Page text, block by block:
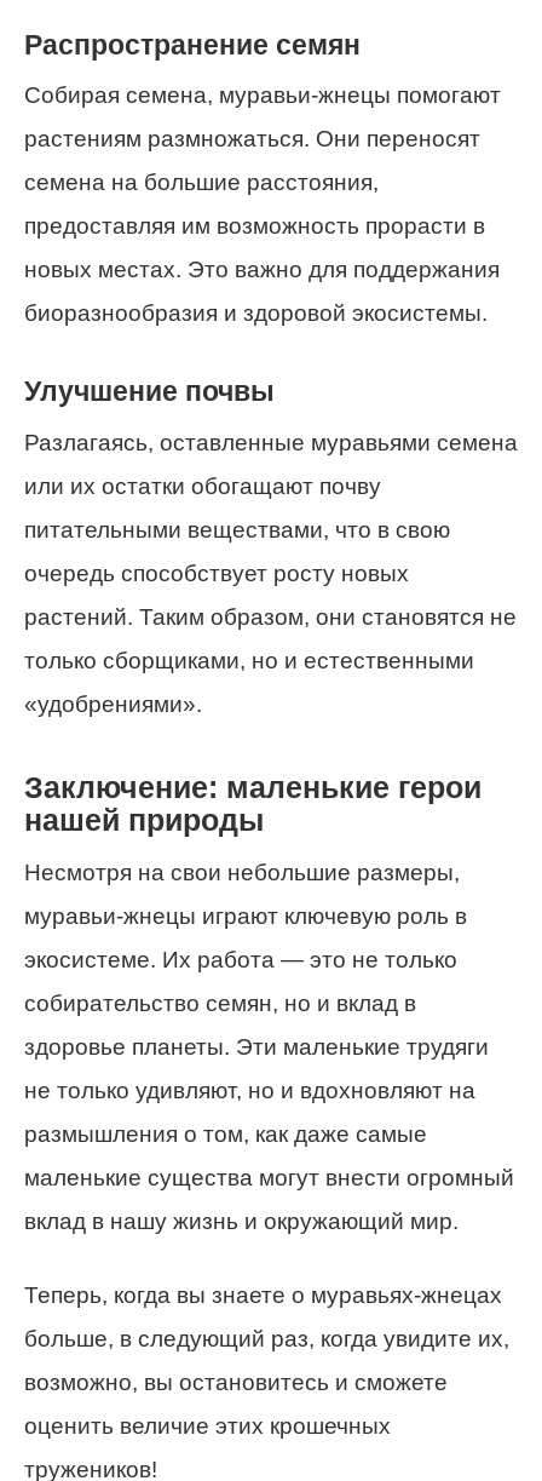
Распространение семян
Собирая семена, муравьи-жнецы помогают
растениям размножаться. Они переносят
семена на большие расстояния,
предоставляя им возможность прорасти в
новых местах. Это важно для поддержания
биоразнообразия и здоровой экосистемы.
Улучшение почвы
Разлагаясь, оставленные муравьями семена
или их остатки обогащают почву
питательными веществами, что в свою
очередь способствует росту новых
растений. Таким образом, они становятся не
только сборщиками, но и естественными
«удобрениями».
Заключение: маленькие герои
нашей природы
Несмотря на свои небольшие размеры,
муравьи-жнецы играют ключевую роль в
экосистеме. Их работа — это не только
собирательство семян, но и вклад в
здоровье планеты. Эти маленькие трудяги
не только удивляют, но и вдохновляют на
размышления о том, как даже самые
маленькие существа могут внести огромный
вклад в нашу жизнь и окружающий мир.
Теперь, когда вы знаете о муравьях-жнецах
больше, в следующий раз, когда увидите их,
возможно, вы остановитесь и сможете
оценить величие этих крошечных
тружеников!